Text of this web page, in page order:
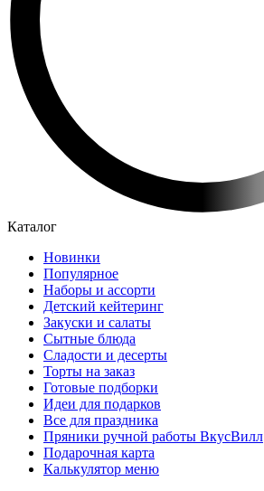
Каталог
Новинки
Популярное
Наборы и ассорти
Детский кейтеринг
Закуски и салаты
Сытные блюда
Сладости и десерты
Торты на заказ
Готовые подборки
Идеи для подарков
Все для праздника
Пряники ручной работы ВкусВилл
Подарочная карта
Калькулятор меню